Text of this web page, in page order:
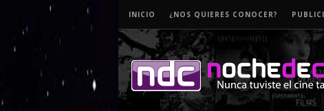
INICIO ¿NOS QUIERES CONOCER?